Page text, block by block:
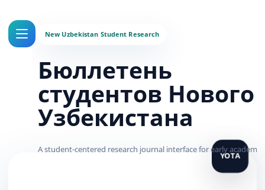
Бюллетень
студентов Нового
Узбекистана